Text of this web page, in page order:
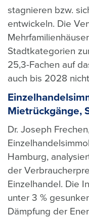
stagnieren bzw.
entwickeln. Die
Stadtkategorien
25,3-Fachen auf
auch bis 2028
Mietrückgänge,
Dr. Joseph
Hamburg,
der
Einzelhandel. Die
unter 3 %
Dämpfung der